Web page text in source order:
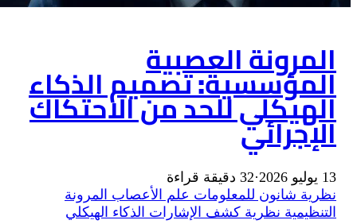
تصميم الذكاء
من الاحتكاك
علم الأعصابالمرونة
الإشاراتالذكاء الهيكلي